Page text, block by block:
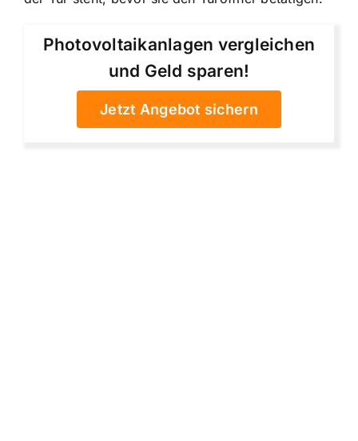
Photovoltaikanlagen vergleichen
und Geld sparen!
Jetzt Angebot sichern